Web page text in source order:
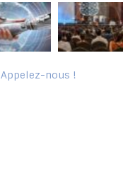
Appelez-nous !